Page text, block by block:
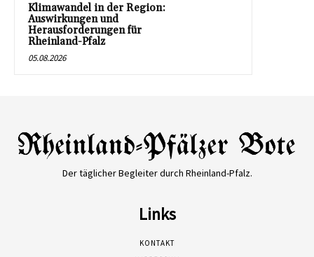
Klimawandel in der Region:
Auswirkungen und
Herausforderungen für
Rheinland-Pfalz
05.08.2026
Der täglicher Begleiter durch Rheinland-Pfalz.
Links
KONTAKT